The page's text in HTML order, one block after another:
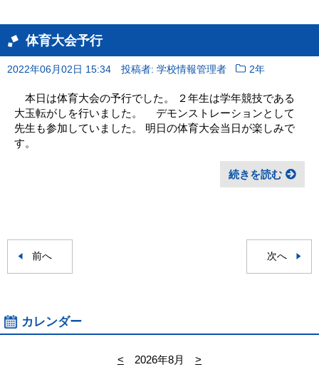
体育大会予行
2022年06月02日 15:34 投稿者: 学校情報管理者 2年
本日は体育大会の予行でした。 ２年生は学年競技である
大玉転がしを行いました。 デモンストレーションとして
先生も参加していました。 明日の体育大会当日が楽しみで
す。
続きを読む
前へ 次へ
カレンダー
< 2026年8月
>